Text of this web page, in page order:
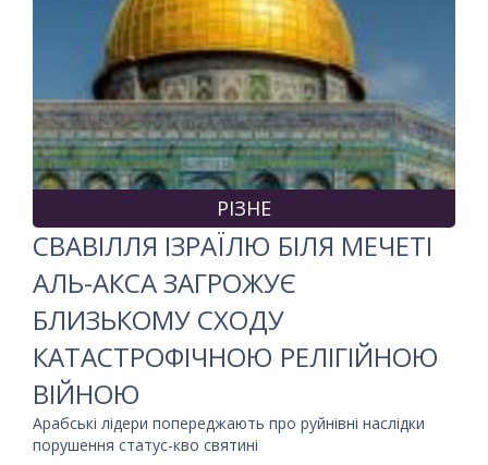
РІЗНЕ
СВАВІЛЛЯ ІЗРАЇЛЮ БІЛЯ МЕЧЕТІ
АЛЬ-АКСА ЗАГРОЖУЄ
БЛИЗЬКОМУ СХОДУ
КАТАСТРОФІЧНОЮ РЕЛІГІЙНОЮ
ВІЙНОЮ
Арабські лідери попереджають про руйнівні наслідки
порушення статус-кво святині